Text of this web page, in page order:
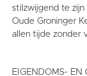
Steun ons
Contact
stilzwijgend te
Oude Groninger
allen tijde zonder
EIGENDOMS- EN